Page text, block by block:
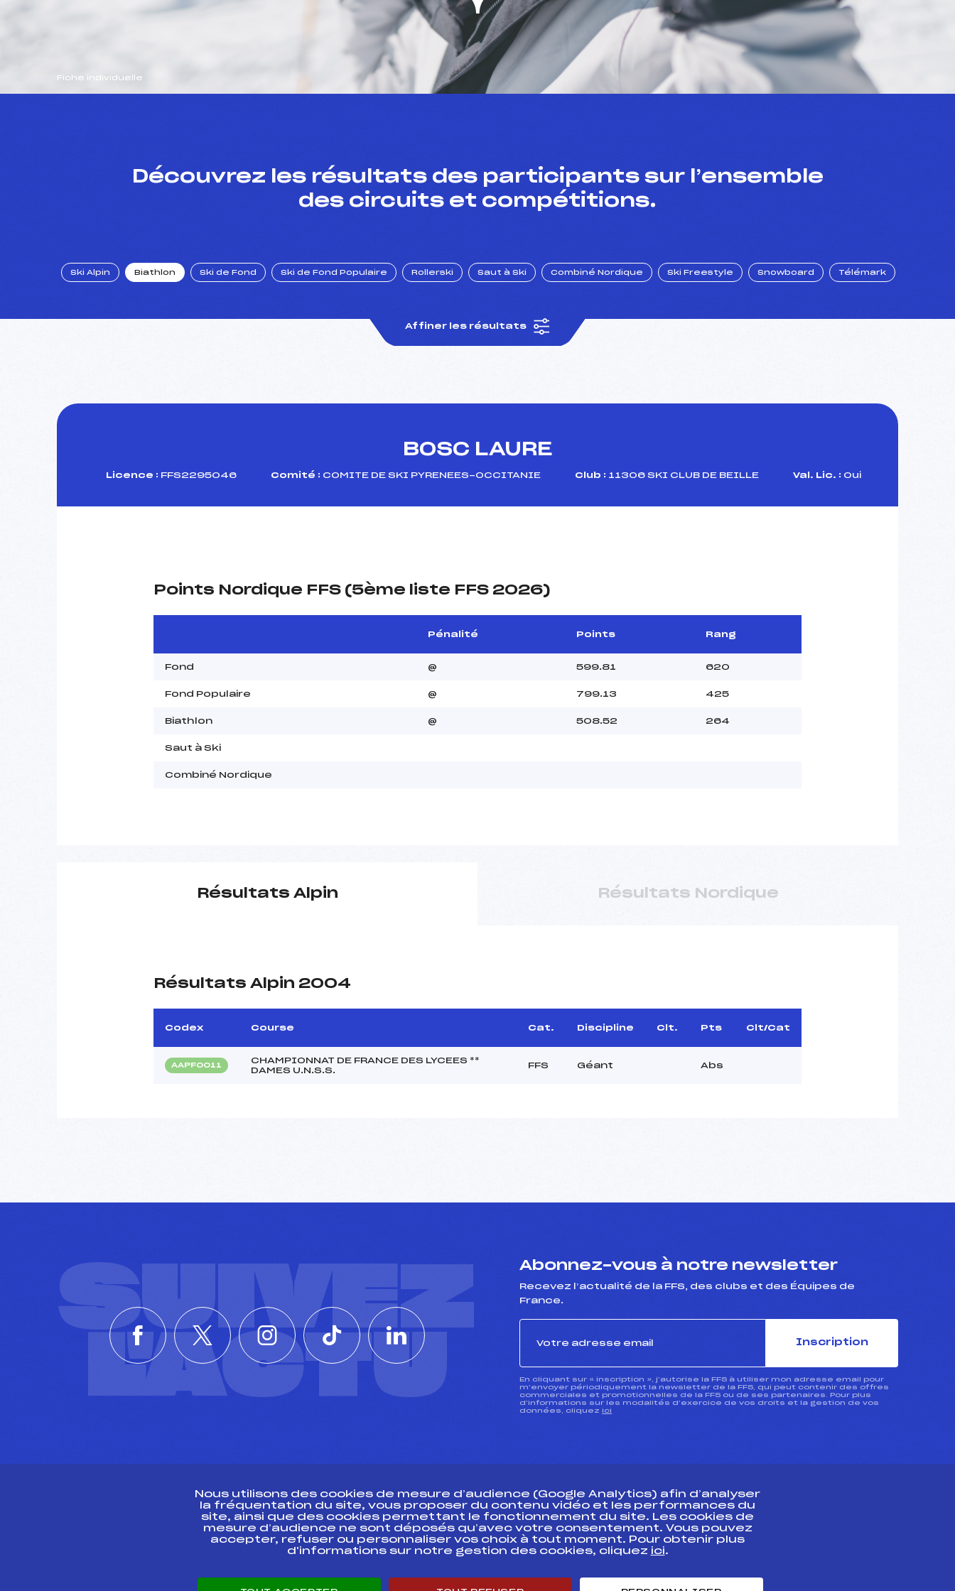
Fiche individuelle
Découvrez les résultats des participants sur l’ensemble
des circuits et compétitions.
Ski Alpin Biathlon Ski de Fond Ski de Fond Populaire Rollerski Saut à Ski Combiné Nordique Ski Freestyle Snowboard Télémark
Affiner les résultats
BOSC LAURE
Licence : FFS2295046 Comité : COMITE DE SKI PYRENEES-OCCITANIE Club : 11306 SKI CLUB DE BEILLE Val. Lic. : Oui
Points Nordique FFS (5ème liste FFS 2026)
Pénalité Points Rang
Fond @ 599.81 620
Fond Populaire @ 799.13 425
Biathlon @ 508.52 264
Saut à Ski
Combiné Nordique
Résultats Alpin Résultats Nordique
Résultats Alpin 2004
Codex Course Cat. Discipline Clt. Pts Clt/Cat
AAPF0011
CHAMPIONNAT DE FRANCE DES LYCEES **
DAMES U.N.S.S.
FFS Géant Abs
SUIVEZ
L'ACTU
Abonnez-vous à notre newsletter
Recevez l’actualité de la FFS, des clubs et des Équipes de
France.
Inscription
En cliquant sur « inscription », j’autorise la FFS à utiliser mon adresse email pour
m’envoyer périodiquement la newsletter de la FFS, qui peut contenir des offres
commerciales et promotionnelles de la FFS ou de ses partenaires. Pour plus
d’informations sur les modalités d’exercice de vos droits et la gestion de vos
données, cliquez ici
Ressources
Pass’Neige
Projet sportif fédéral
Pôle vie de l’athlète
Enseignement professionnel
Nous utilisons des cookies de mesure d’audience (Google Analytics) afin d’analyser
la fréquentation du site, vous proposer du contenu vidéo et les performances du
site, ainsi que des cookies permettant le fonctionnement du site. Les cookies de
mesure d’audience ne sont déposés qu’avec votre consentement. Vous pouvez
accepter, refuser ou personnaliser vos choix à tout moment. Pour obtenir plus
d'informations sur notre gestion des cookies, cliquez ici.